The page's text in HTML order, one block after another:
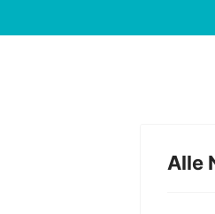
Alle